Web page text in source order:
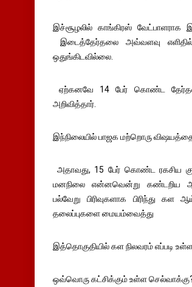
இச்சூழலில் காங்கிரஸ்
இடைத்தேர்தலை அவ்வளவு எளிதில்
ஒதுங்கிடவில்லை.
ஏற்கனவே 14 பேர் கொண்ட
அறிவித்தார்.
இந்நிலையில் பாஜக மற்றொரு
அதாவது, 15 பேர் கொண்ட ரகசிய
மனநிலை என்னவென்று கண்டறிய
பல்வேறு பிரிவுகளாக பிரிந்து
தலைப்புகளை மையம்வைத்து
இத்தொகுதியில் கள நிலவரம் எப்படி
ஒவ்வொரு கட்சிக்கும் உள்ள